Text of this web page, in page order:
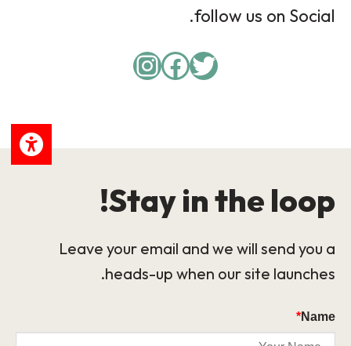
follow us on Social.
Twitter
Facebook
Instagram
Stay in the loop!
Leave your email and we will send you a
heads-up when our site launches.
Name
*